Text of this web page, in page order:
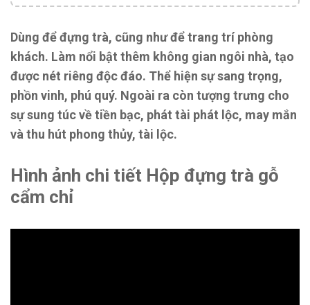
Dùng để đựng trà, cũng như để trang trí phòng
khách. Làm nổi bật thêm không gian ngôi nhà, tạo
được nét riêng độc đáo. Thể hiện sự sang trọng,
phồn vinh, phú quý. Ngoài ra còn tượng trưng cho
sự sung túc về tiền bạc, phát tài phát lộc, may mắn
và thu hút phong thủy, tài lộc.
Hình ảnh chi tiết Hộp đựng trà gỗ
cẩm chỉ